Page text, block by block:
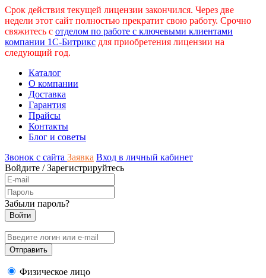
Срок действия текущей лицензии закончился. Через две
недели этот сайт полностью прекратит свою работу. Срочно
свяжитесь с отделом по работе с ключевыми клиентами
компании 1С-Битрикс для приобретения лицензии на
следующий год.
Каталог
О компании
Доставка
Гарантия
Прайсы
Контакты
Блог и советы
Звонок с сайта Заявка Вход в личный кабинет
Войдите /Зарегистрируйтесь
Забыли пароль?
Физическое лицо